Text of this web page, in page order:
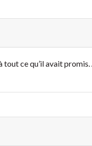
tout ce qu’il avait